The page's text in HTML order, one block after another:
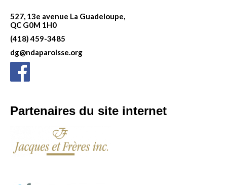
527, 13e avenue La Guadeloupe,
QC G0M 1H0
(418) 459-3485
dg@ndaparoisse.org
Partenaires du site internet